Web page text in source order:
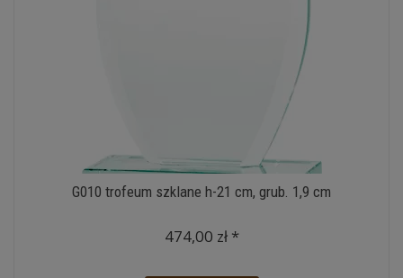
G010 trofeum szklane h-21 cm, grub. 1,9 cm
474,00 zł *